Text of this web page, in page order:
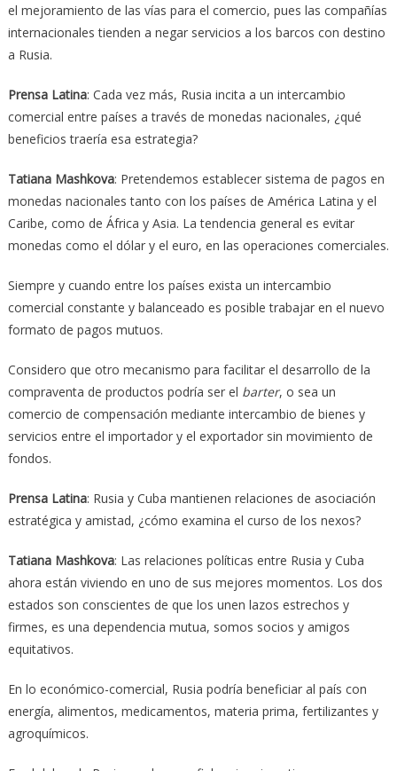
el mejoramiento de las vías para el comercio, pues las compañías
internacionales tienden a negar servicios a los barcos con destino
a Rusia.
Prensa Latina: Cada vez más, Rusia incita a un intercambio
comercial entre países a través de monedas nacionales, ¿qué
beneficios traería esa estrategia?
Tatiana Mashkova: Pretendemos establecer sistema de pagos en
monedas nacionales tanto con los países de América Latina y el
Caribe, como de África y Asia. La tendencia general es evitar
monedas como el dólar y el euro, en las operaciones comerciales.
Siempre y cuando entre los países exista un intercambio
comercial constante y balanceado es posible trabajar en el nuevo
formato de pagos mutuos.
Considero que otro mecanismo para facilitar el desarrollo de la
compraventa de productos podría ser el barter, o sea un
comercio de compensación mediante intercambio de bienes y
servicios entre el importador y el exportador sin movimiento de
fondos.
Prensa Latina: Rusia y Cuba mantienen relaciones de asociación
estratégica y amistad, ¿cómo examina el curso de los nexos?
Tatiana Mashkova: Las relaciones políticas entre Rusia y Cuba
ahora están viviendo en uno de sus mejores momentos. Los dos
estados son conscientes de que los unen lazos estrechos y
firmes, es una dependencia mutua, somos socios y amigos
equitativos.
En lo económico-comercial, Rusia podría beneficiar al país con
energía, alimentos, medicamentos, materia prima, fertilizantes y
agroquímicos.